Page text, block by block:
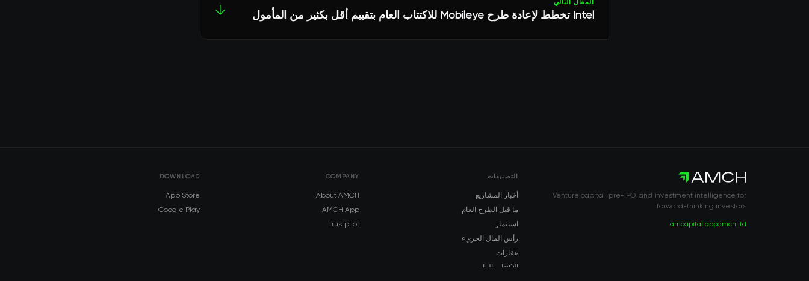
المقال التالي
Intel تخطط لإعادة طرح Mobileye للاكتتاب العام بتقييم أقل بكثير من المأمول ↓
Venture capital, pre-IPO, and investment intelligence for
forward-thinking investors.
amch.ltd
amcapital.app
التصنيفات
أخبار المشاريع
ما قبل الطرح العام
استثمار
رأس المال الجريء
عقارات
الاكتتاب العام
COMPANY
About AMCH
AMCH App
Trustpilot
DOWNLOAD
App Store
Google Play